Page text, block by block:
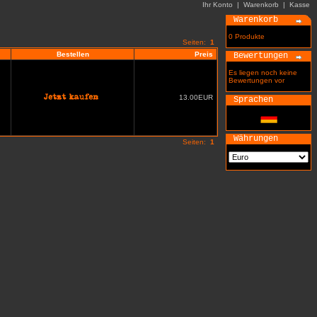
Ihr Konto | Warenkorb | Kasse
Seiten: 1
Bestellen Preis
13.00EUR
Seiten: 1
Warenkorb
0 Produkte
Bewertungen
Es liegen noch keine
Bewertungen vor
Sprachen
Währungen